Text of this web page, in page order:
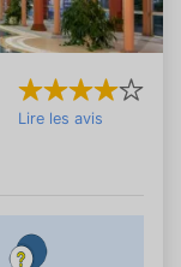
Lire les avis